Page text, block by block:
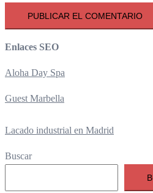
Enlaces SEO
Aloha Day Spa
Guest Marbella
Lacado industrial en Madrid
Buscar